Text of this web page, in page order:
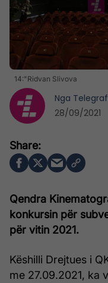
14:"Ridvan Slivova
Qendra
konkursin për
për vitin 2021.
Këshilli Drejtues i
me 27.09.2021, ka
Nga
28/09/2021